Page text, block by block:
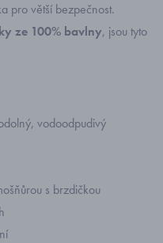
pro větší bezpečnost.
ze 100% bavlny, jsou tyto
vodoodpudivý
s brzdičkou